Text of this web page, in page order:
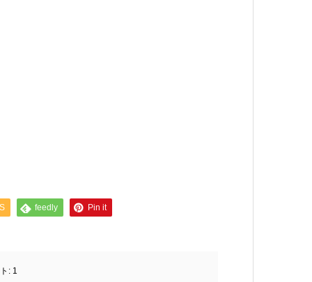
feedly Pin it
: 1